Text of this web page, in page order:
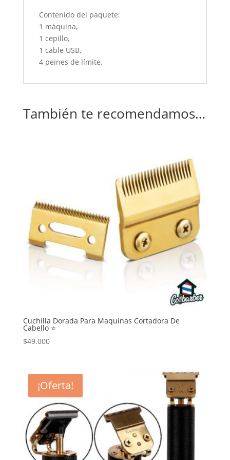
Contenido del paquete:
1 máquina,
1 cepillo,
1 cable USB,
4 peines de límite.
También te recomendamos…
Cuchilla Dorada Para Maquinas Cortadora De
Cabello ⭐
$49.000
¡Oferta!